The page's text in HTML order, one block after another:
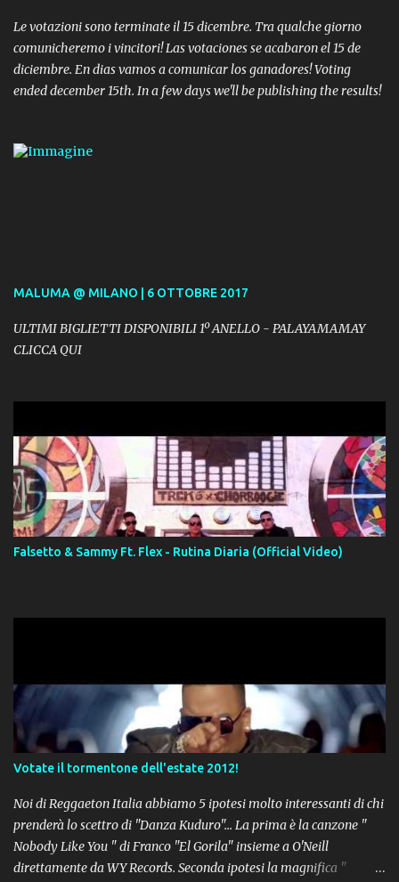
Le votazioni sono terminate il 15 dicembre. Tra qualche giorno
comunicheremo i vincitori! Las votaciones se acabaron el 15 de
diciembre. En dias vamos a comunicar los ganadores! Voting
ended december 15th. In a few days we'll be publishing the results!
MALUMA @ MILANO | 6 OTTOBRE 2017
ULTIMI BIGLIETTI DISPONIBILI 1º ANELLO - PALAYAMAMAY
CLICCA QUI
Falsetto & Sammy Ft. Flex - Rutina Diaria (Official Video)
Votate il tormentone dell'estate 2012!
Noi di Reggaeton Italia abbiamo 5 ipotesi molto interessanti di chi
prenderà lo scettro di "Danza Kuduro"... La prima è la canzone "
Nobody Like You " di Franco "El Gorila" insieme a O'Neill
direttamente da WY Records. Seconda ipotesi la magnifica "